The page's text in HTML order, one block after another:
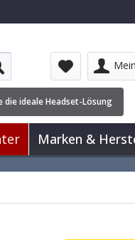
ideale Headset-Lösung
Marken &